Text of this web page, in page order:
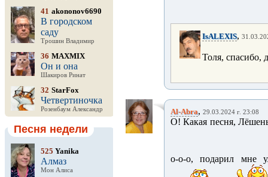
41 akononov6690
В городском
саду
Трошин Владимир
36 MAXMIX
Он и она
Шакиров Ринат
32 StarFox
Четвертиночка
Розенбаум Александр
Песня недели
525 Yanika
Алмаз
Мон Алиса
IsALEXIS,
Толя,
Al-Abra, 29.03.2024 г. 23:08
О! Какая песня,
о-о-о, подарил мне